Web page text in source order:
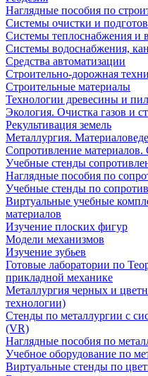
Наглядные пособия по
Системы очистки и
Системы теплоснабжения и
Системы водоснабжения,
Средства автоматизации
Строительно-дорожная
Строительные материалы
Технологии древесины и
Экология. Очистка газов и
Рекультивация земель
Металлургия.
Сопротивление материалов.
Учебные стенды
Наглядные пособия по
Учебные стенды по
Виртуальные учебные
материалов
Изучение плоских фигур
Модели механизмов
Изучение зубьев
Готовые лаборатории по
прикладной механике
Металлургия черных и
технологии)
Cтенды по металлургии с
(VR)
Наглядные пособия по
Учебное оборудование по
Виртуальные стенды по